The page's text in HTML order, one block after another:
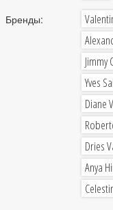
Бренды:
Jimmy
Yves
Diane
Dries
Anya